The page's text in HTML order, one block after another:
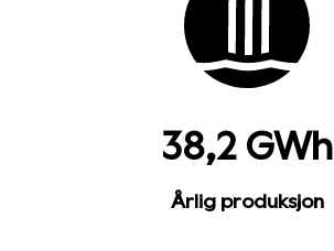
38,2 GWh
Årlig produksjon